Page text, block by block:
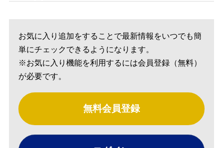
お気に入り追加をすることで最新情報をいつでも簡
単にチェックできるようになります。
※お気に入り機能を利用するには会員登録（無料）
が必要です。
無料会員登録